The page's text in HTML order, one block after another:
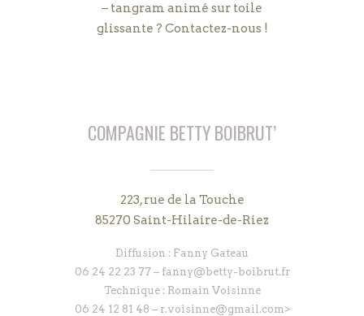
– tangram animé sur toile
glissante ? Contactez-nous !
COMPAGNIE BETTY BOIBRUT’
223, rue de la Touche
85270 Saint-Hilaire-de-Riez
Diffusion : Fanny Gateau
06 24 22 23 77 – fanny@betty-boibrut.fr
Technique : Romain Voisinne
06 24 12 81 48 – r.voisinne@gmail.com>